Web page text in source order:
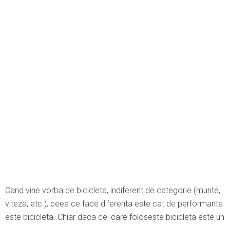
Cand vine vorba de bicicleta, indiferent de categorie (munte,
viteza, etc.), ceea ce face diferenta este cat de performanta
este bicicleta. Chiar daca cel care foloseste bicicleta este un